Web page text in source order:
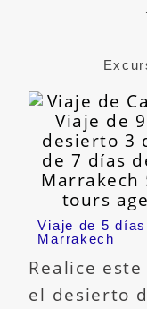
Viaje de 5
Marrakech
Realice
el desierto